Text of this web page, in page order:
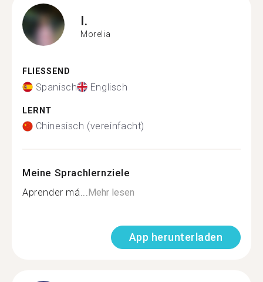
I.
Morelia
FLIESSEND
Spanisch Englisch
LERNT
Chinesisch (vereinfacht)
Meine Sprachlernziele
Aprender má...Mehr lesen
App herunterladen